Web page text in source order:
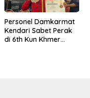
Personel Damkarmat
Kendari Sabet Perak
di 6th Kun Khmer